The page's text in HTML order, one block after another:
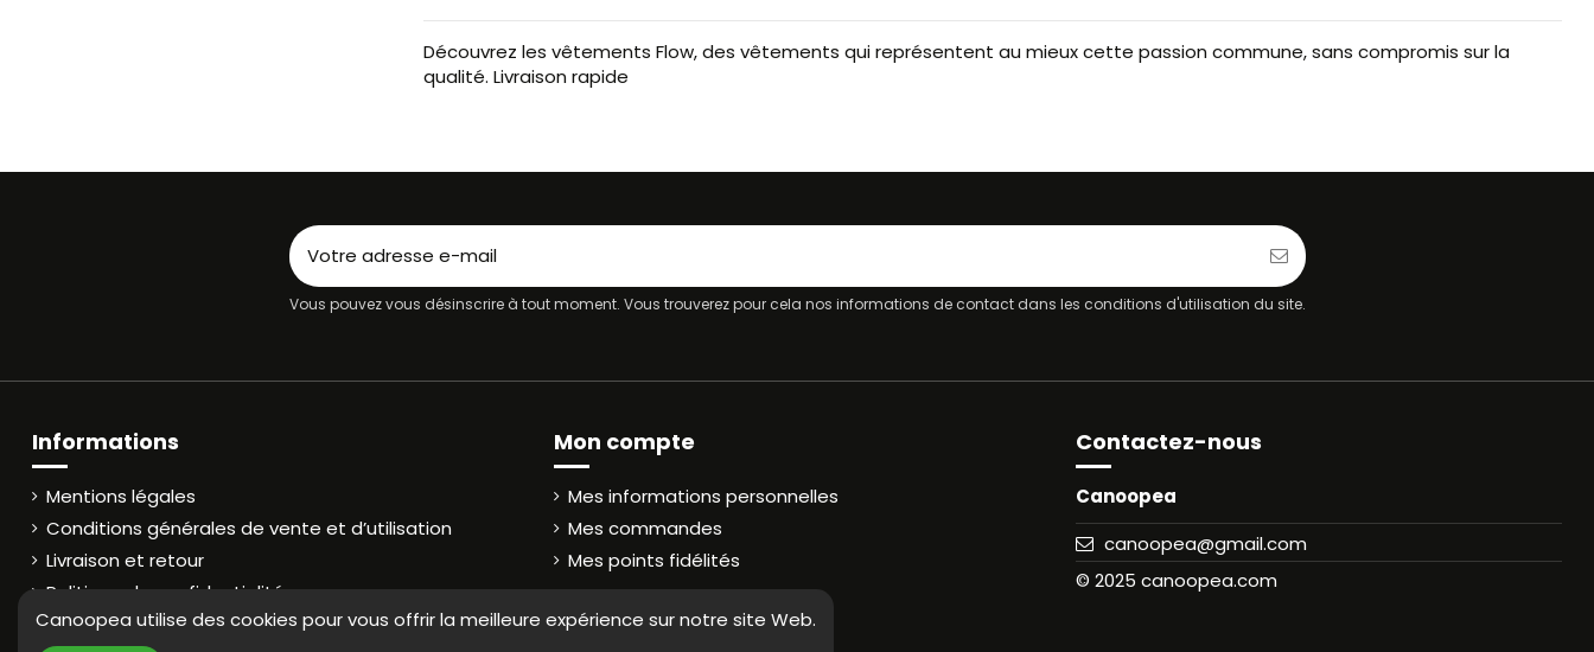
Découvrez les vêtements Flow, des vêtements qui représentent au mieux cette passion commune, sans compromis sur la
qualité. Livraison rapide
Vous pouvez vous désinscrire à tout moment. Vous trouverez pour cela nos informations de contact dans les conditions d'utilisation du site.
Informations
Mentions légales
Conditions générales de vente et d’utilisation
Livraison et retour
Politique de confidentialité
Mon compte
Mes informations personnelles
Mes commandes
Mes points fidélités
Contactez-nous
Canoopea
canoopea@gmail.com
© 2025 canoopea.com
Canoopea utilise des cookies pour vous offrir la meilleure expérience sur notre site Web.